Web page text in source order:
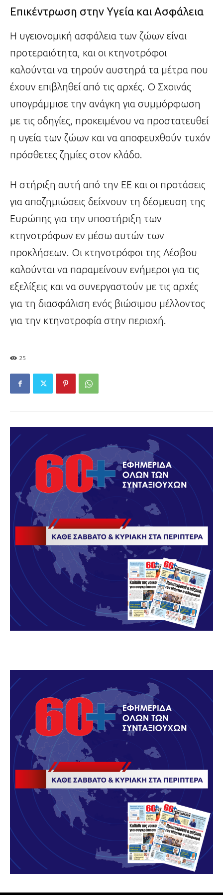
Επικέντρωση στην Υγεία και Ασφάλεια
Η υγειονομική ασφάλεια των ζώων είναι
προτεραιότητα, και οι κτηνοτρόφοι
καλούνται να τηρούν αυστηρά τα μέτρα που
έχουν επιβληθεί από τις αρχές. Ο Σχοινάς
υπογράμμισε την ανάγκη για συμμόρφωση
με τις οδηγίες, προκειμένου να προστατευθεί
η υγεία των ζώων και να αποφευχθούν τυχόν
πρόσθετες ζημίες στον κλάδο.
Η στήριξη αυτή από την ΕΕ και οι προτάσεις
για αποζημιώσεις δείχνουν τη δέσμευση της
Ευρώπης για την υποστήριξη των
κτηνοτρόφων εν μέσω αυτών των
προκλήσεων. Οι κτηνοτρόφοι της Λέσβου
καλούνται να παραμείνουν ενήμεροι για τις
εξελίξεις και να συνεργαστούν με τις αρχές
για τη διασφάλιση ενός βιώσιμου μέλλοντος
για την κτηνοτροφία στην περιοχή.
25